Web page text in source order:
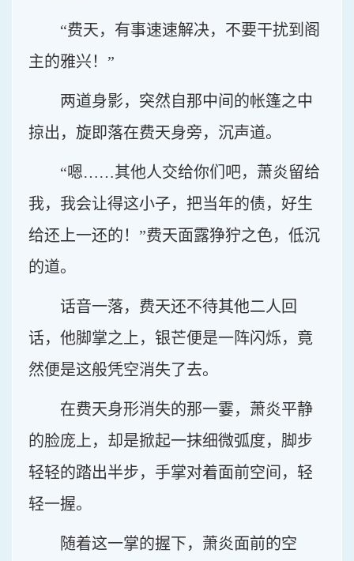
“费天，有事速速解决，不要干扰到阁
主的雅兴！”
两道身影，突然自那中间的帐篷之中
掠出，旋即落在费天身旁，沉声道。
“嗯……其他人交给你们吧，萧炎留给
我，我会让得这小子，把当年的债，好生
给还上一还的！”费天面露狰狞之色，低沉
的道。
话音一落，费天还不待其他二人回
话，他脚掌之上，银芒便是一阵闪烁，竟
然便是这般凭空消失了去。
在费天身形消失的那一霎，萧炎平静
的脸庞上，却是掀起一抹细微弧度，脚步
轻轻的踏出半步，手掌对着面前空间，轻
轻一握。
随着这一掌的握下，萧炎面前的空